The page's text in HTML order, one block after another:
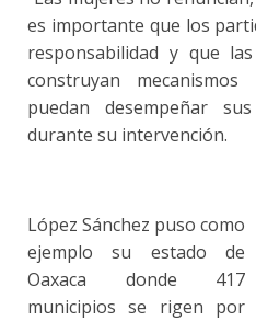
es importante que los
responsabilidad y que
construyan
puedan desempeñar
durante su intervención.
López Sánchez puso como
ejemplo su estado de
Oaxaca donde 417
municipios se rigen por